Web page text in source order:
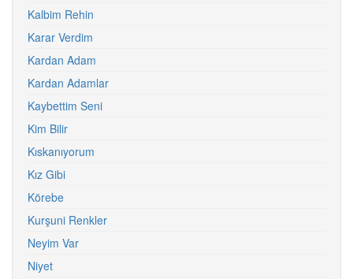
Kalbim Rehin
Karar Verdim
Kardan Adam
Kardan Adamlar
Kaybettim Seni
Kim Bilir
Kıskanıyorum
Kız Gibi
Körebe
Kurşuni Renkler
Neyim Var
Niyet